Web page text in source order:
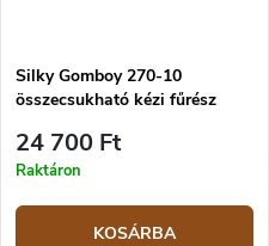
Silky Gomboy 270-10
összecsukható kézi fűrész
24 700 Ft
Raktáron
KOSÁRBA